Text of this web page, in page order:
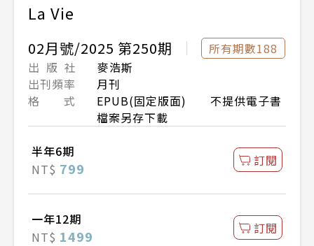
La Vie
02月號/2025 第250期
所有期數188
出 版 社
麥浩斯
出刊頻率
月刊
格 式
EPUB(固定版面) 不提供電子書
檔案另存下載
半年6期
NT$ 799 訂閱
一年12期
NT$ 1499 訂閱